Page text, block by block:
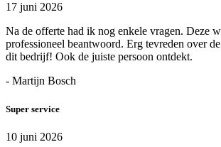
17 juni 2026
Na de offerte had ik nog enkele vragen. Deze
professioneel beantwoord. Erg tevreden over
dit bedrijf! Ook de juiste persoon ontdekt.
- Martijn Bosch
Super service
10 juni 2026